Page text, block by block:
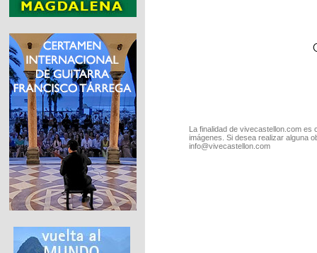
La finalidad de vivecastellon.com
imágenes. Si desea realizar alguna
info@vivecastellon.com